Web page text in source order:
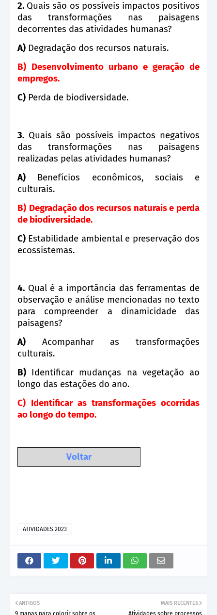
2. Quais são os possíveis impactos positivos
das transformações nas paisagens
decorrentes das atividades humanas?
A) Degradação dos recursos naturais.
B) Desenvolvimento urbano e geração de
empregos.
C) Perda de biodiversidade.
3. Quais são possíveis impactos negativos
das transformações nas paisagens
realizadas pelas atividades humanas?
A) Benefícios econômicos, sociais e
culturais.
B) Degradação dos recursos naturais e perda
de biodiversidade.
C) Estabilidade ambiental e preservação dos
ecossistemas.
4. Qual é a importância das ferramentas de
observação e análise mencionadas no texto
para compreender a dinamicidade das
paisagens?
A) Acompanhar as transformações
culturais.
B) Identificar mudanças na vegetação ao
longo das estações do ano.
C) Identificar as transformações ocorridas
ao longo do tempo.
Voltar
ATIVIDADES 2023
MAIS RECENTES
ANTIGOS